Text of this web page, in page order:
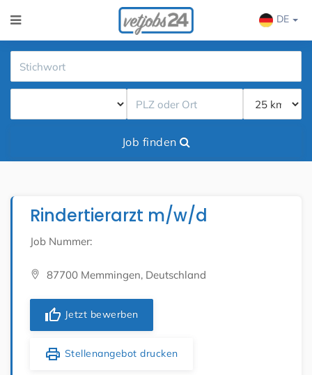
DE
Job finden
Rindertierarzt m/w/d
Job Nummer:
87700 Memmingen, Deutschland
thumb_up Jetzt bewerben
print Stellenangebot drucken